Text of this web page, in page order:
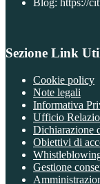
Blog: https://
Sezione Link
Cookie policy
Note legali
Informativa
Ufficio
Dichiarazione
Obiettivi di
Gestione